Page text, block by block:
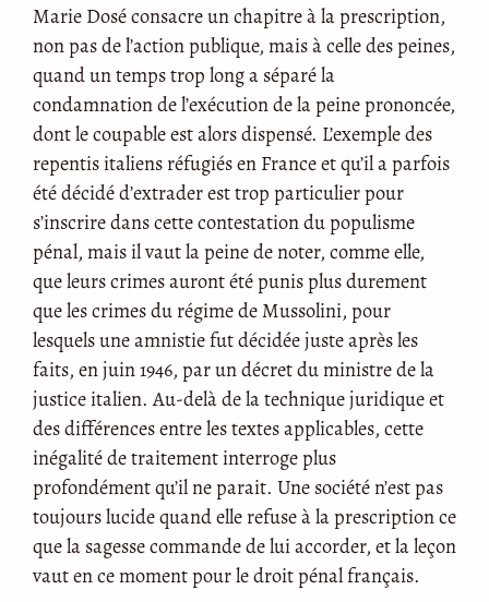
Marie Dosé consacre un chapitre à la prescription,
non pas de l’action publique, mais à celle des peines,
quand un temps trop long a séparé la
condamnation de l’exécution de la peine prononcée,
dont le coupable est alors dispensé. L’exemple des
repentis italiens réfugiés en France et qu’il a parfois
été décidé d’extrader est trop particulier pour
s’inscrire dans cette contestation du populisme
pénal, mais il vaut la peine de noter, comme elle,
que leurs crimes auront été punis plus durement
que les crimes du régime de Mussolini, pour
lesquels une amnistie fut décidée juste après les
faits, en juin 1946, par un décret du ministre de la
justice italien. Au-delà de la technique juridique et
des différences entre les textes applicables, cette
inégalité de traitement interroge plus
profondément qu’il ne parait. Une société n’est pas
toujours lucide quand elle refuse à la prescription ce
que la sagesse commande de lui accorder, et la leçon
vaut en ce moment pour le droit pénal français.